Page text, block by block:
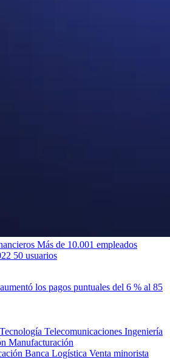
Más de 10.001 empleados
50 usuarios
los pagos puntuales del 6 % al 85
Tecnología Telecomunicaciones Ingeniería
Manufacturación
Banca Logística Venta minorista